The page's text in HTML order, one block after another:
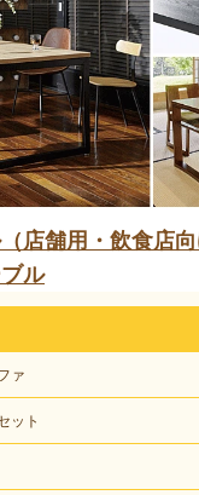
店舗用・飲食店
ル
ァ
ット